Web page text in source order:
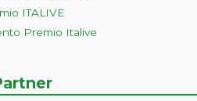
ITALIVE
Premio Italive